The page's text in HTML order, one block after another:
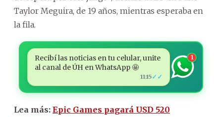
Taylor Meguira, de 19 años, mientras esperaba en
la fila.
Recibí las noticias en tu celular, unite
al canal de ÚH en WhatsApp 🤩
11:15✓✓
1
Lea más: Epic Games pagará USD 520